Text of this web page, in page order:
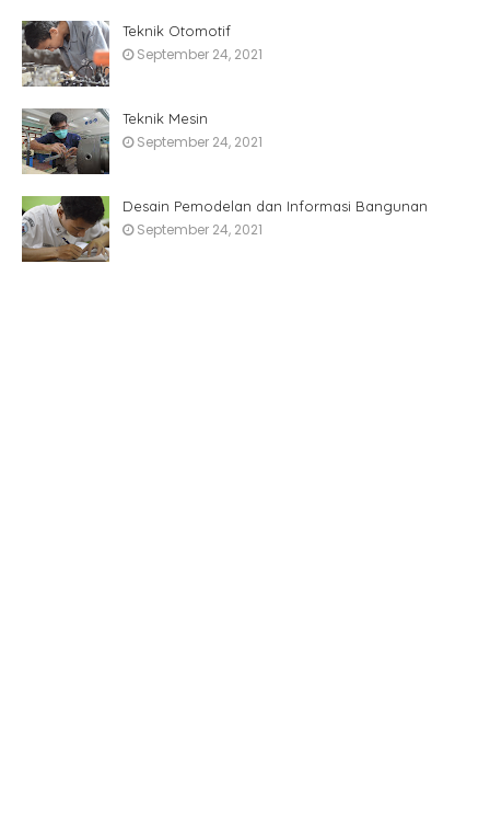
Teknik Otomotif
September 24, 2021
Teknik Mesin
September 24, 2021
Desain Pemodelan dan Informasi Bangunan
September 24, 2021